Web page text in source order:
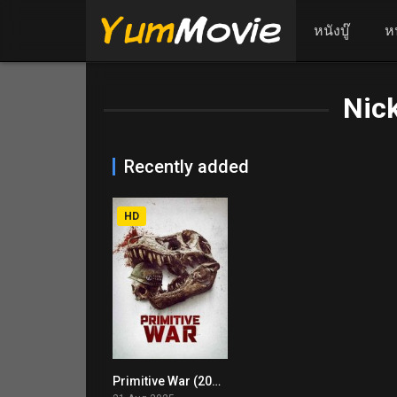
หนังบู๊ ห
Recently added
7
HD
Primitive War (2025) สงครามโลกล้านปี